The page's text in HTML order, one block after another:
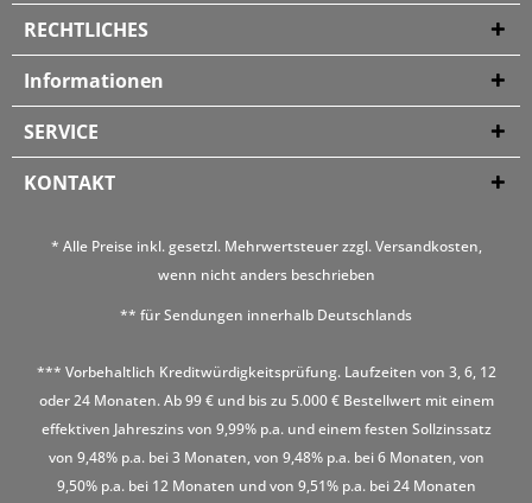
RECHTLICHES
Informationen
SERVICE
KONTAKT
* Alle Preise inkl. gesetzl. Mehrwertsteuer zzgl.Versandkosten,
wenn nicht anders beschrieben
** für Sendungen innerhalb Deutschlands
*** Vorbehaltlich Kreditwürdigkeitsprüfung. Laufzeiten von 3, 6, 12
oder 24 Monaten. Ab 99 € und bis zu 5.000 € Bestellwert mit einem
effektiven Jahreszins von 9,99% p.a. und einem festen Sollzinssatz
von 9,48% p.a. bei 3 Monaten, von 9,48% p.a. bei 6 Monaten, von
9,50% p.a. bei 12 Monaten und von 9,51% p.a. bei 24 Monaten